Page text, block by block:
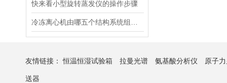
快来看小型旋转蒸发仪的操作步骤
友情链接：恒温恒湿试验箱 拉曼光谱 氨基酸分析仪 原子
送器